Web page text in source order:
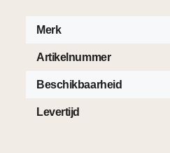
Merk
Artikelnummer
Beschikbaarheid
Levertijd